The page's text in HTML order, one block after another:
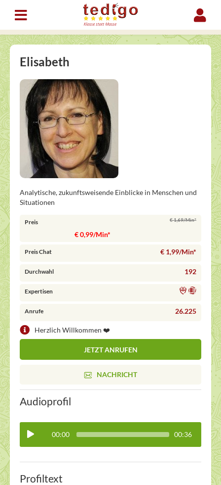
Elisabeth
Analytische, zukunftsweisende Einblicke in Menschen und
Situationen
Preis € 1,69/Min*
€ 0,99/Min*
Preis Chat € 1,99/Min*
Durchwahl 192
Expertisen
Anrufe 26.225
Herzlich Willkommen ❤️
JETZT ANRUFEN
NACHRICHT
Audioprofil
00:00 00:36
Profiltext